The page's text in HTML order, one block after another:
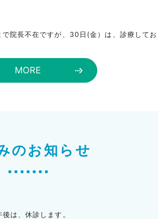
院長不在ですが、30日(金）は、診療してお
MORE
のお知らせ
は、休診します。